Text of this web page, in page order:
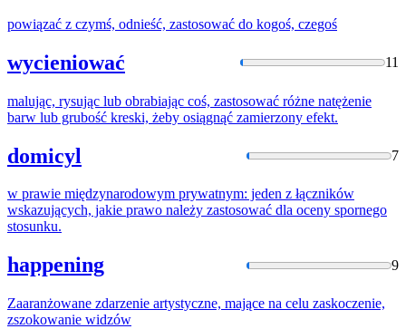
powiązać z czymś, odnieść, zastosować do kogoś, czegoś
wycieniować 11
malując, rysując lub obrabiając coś, zastosować różne natężenie
barw lub grubość kreski, żeby osiągnąć zamierzony efekt.
domicyl 7
w prawie międzynarodowym prywatnym: jeden z łączników
wskazujących, jakie prawo należy zastosować dla oceny spornego
stosunku.
happening 9
Zaaranżowane zdarzenie artystyczne, mające na celu zaskoczenie,
zszokowanie widzów